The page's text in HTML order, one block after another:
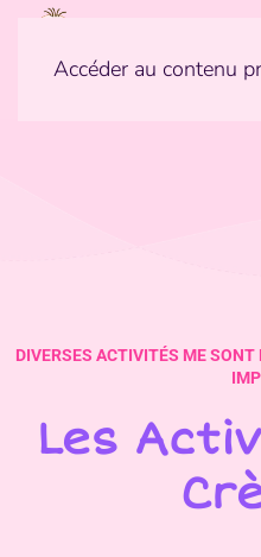
Accéder au contenu
DIVERSES ACTIVITÉS ME SONT
Les